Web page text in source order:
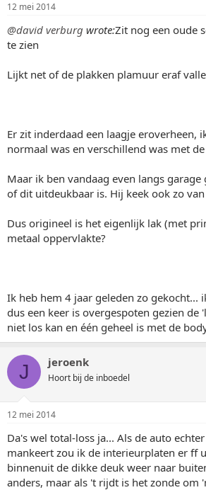
12 mei 2014
@david verburg wrote:Zit nog een oude
te zien
Lijkt net of de plakken plamuur eraf
Er zit inderdaad een laagje eroverheen,
normaal was en verschillend was met
Maar ik ben vandaag even langs
of dit uitdeukbaar is. Hij keek ook zo van
Dus origineel is het eigenlijk lak (met
metaal oppervlakte?
Ik heb hem 4 jaar geleden zo gekocht...
dus een keer is overgespoten gezien de
niet los kan en één geheel is met de
J jeroenk
Hoort bij de inboedel
12 mei 2014
Da's wel total-loss ja... Als de auto
mankeert zou ik de interieurplaten er ff
binnenuit de dikke deuk weer naar
anders, maar als 't rijdt is het zonde om